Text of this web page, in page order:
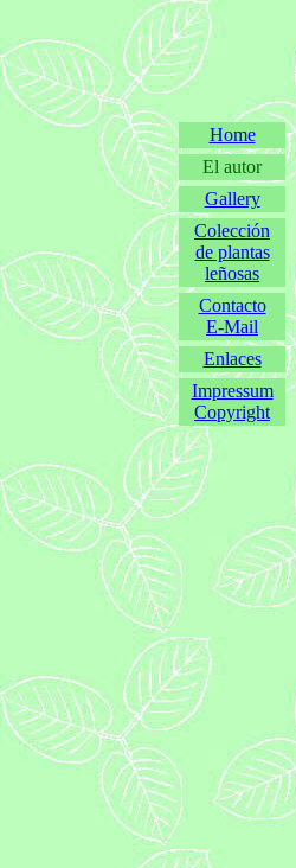
Home
El autor
Gallery
Colección
de plantas
leñosas
Contacto
E-Mail
Enlaces
Impressum
Copyright